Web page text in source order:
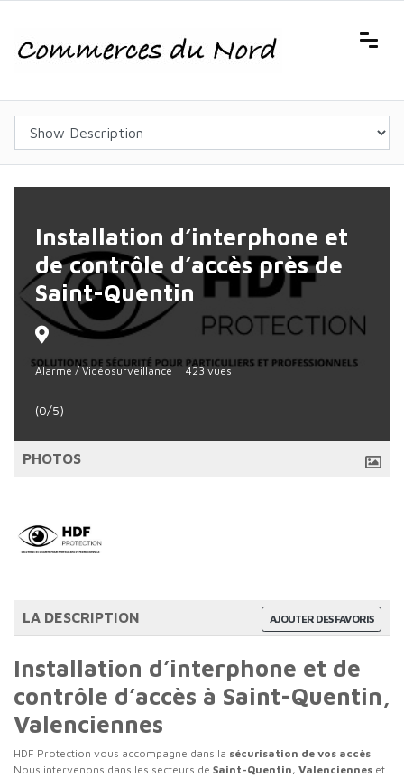
Installation d’interphone et
de contrôle d’accès près de
Saint-Quentin
Alarme / Vidéosurveillance 423 vues
(0/5)
PHOTOS
AJOUTER DES FAVORIS
LA DESCRIPTION
Installation d’interphone et de
contrôle d’accès à Saint-Quentin,
Valenciennes
HDF Protection vous accompagne dans la sécurisation de vos accès.
Nous intervenons dans les secteurs de Saint-Quentin, Valenciennes et